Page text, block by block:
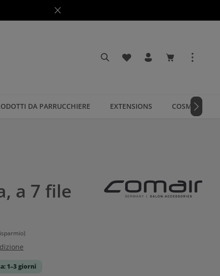
Hai 0 articoli nella lista dei
Il carrello
DA PARRUCCHIERE EXTENSIONS COSMETICI
a 7 file
1–3 giorni